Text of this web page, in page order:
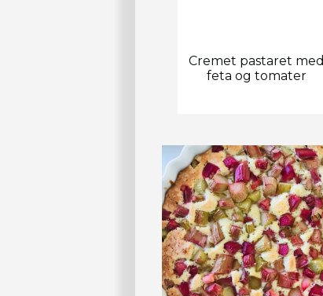
Cremet pastaret med
feta og tomater